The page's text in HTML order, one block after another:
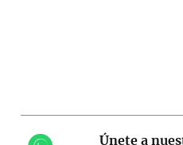
Únete a